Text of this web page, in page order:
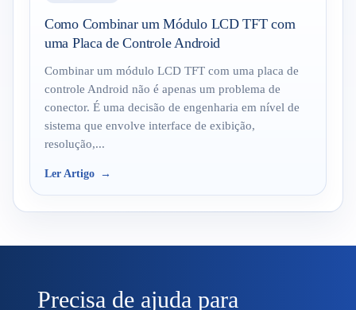
Como Combinar um Módulo LCD TFT com
uma Placa de Controle Android
Combinar um módulo LCD TFT com uma placa de
controle Android não é apenas um problema de
conector. É uma decisão de engenharia em nível de
sistema que envolve interface de exibição,
resolução,...
Ler Artigo
Precisa de ajuda para